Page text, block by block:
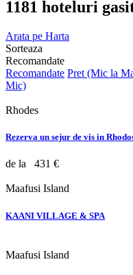
1181 hoteluri
Arata pe Harta
Sorteaza
Recomandate
Recomandate Pret (Mic la
Mic)
Rhodes
Rezerva un sejur de vis in
de la 431 €
Maafusi Island
KAANI VILLAGE & SPA
Maafusi Island